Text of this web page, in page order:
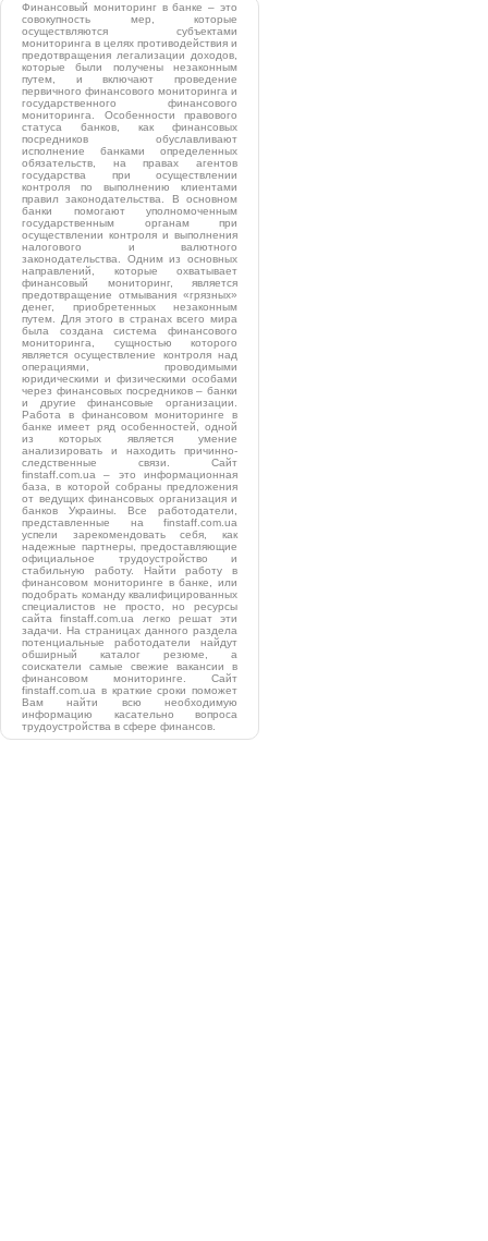
Финансовый мониторинг в банке – это
совокупность мер, которые
осуществляются субъектами
мониторинга в целях противодействия и
предотвращения легализации доходов,
которые были получены незаконным
путем, и включают проведение
первичного финансового мониторинга и
государственного финансового
мониторинга. Особенности правового
статуса банков, как финансовых
посредников обуславливают
исполнение банками определенных
обязательств, на правах агентов
государства при осуществлении
контроля по выполнению клиентами
правил законодательства. В основном
банки помогают уполномоченным
государственным органам при
осуществлении контроля и выполнения
налогового и валютного
законодательства. Одним из основных
направлений, которые охватывает
финансовый мониторинг, является
предотвращение отмывания «грязных»
денег, приобретенных незаконным
путем. Для этого в странах всего мира
была создана система финансового
мониторинга, сущностью которого
является осуществление контроля над
операциями, проводимыми
юридическими и физическими особами
через финансовых посредников – банки
и другие финансовые организации.
Работа в финансовом мониторинге в
банке имеет ряд особенностей, одной
из которых является умение
анализировать и находить причинно-
следственные связи. Сайт
finstaff.com.ua – это информационная
база, в которой собраны предложения
от ведущих финансовых организация и
банков Украины. Все работодатели,
представленные на finstaff.com.ua
успели зарекомендовать себя, как
надежные партнеры, предоставляющие
официальное трудоустройство и
стабильную работу. Найти работу в
финансовом мониторинге в банке, или
подобрать команду квалифицированных
специалистов не просто, но ресурсы
сайта finstaff.com.ua легко решат эти
задачи. На страницах данного раздела
потенциальные работодатели найдут
обширный каталог резюме, а
соискатели самые свежие вакансии в
финансовом мониторинге. Сайт
finstaff.com.ua в краткие сроки поможет
Вам найти всю необходимую
информацию касательно вопроса
трудоустройства в сфере финансов.